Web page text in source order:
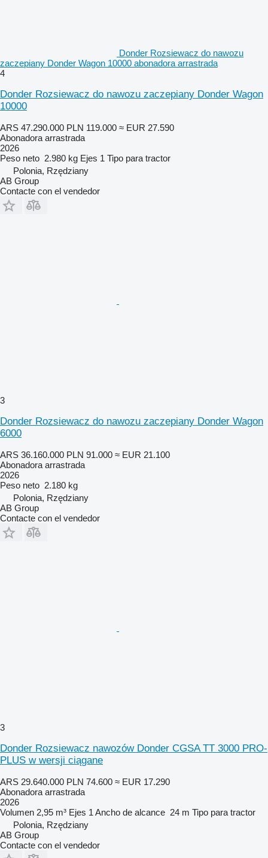
Donder Rozsiewacz do nawozu
zaczepiany Donder Wagon 10000 abonadora arrastrada
4
Donder Rozsiewacz do nawozu zaczepiany Donder Wagon
10000
ARS 47.290.000 PLN 119.000 ≈ EUR 27.590
Abonadora arrastrada
2026
Peso neto 2.980 kg Ejes 1 Tipo para tractor
Polonia, Rzędziany
AB Group
Contacte con el vendedor
3
Donder Rozsiewacz do nawozu zaczepiany Donder Wagon
6000
ARS 36.160.000 PLN 91.000 ≈ EUR 21.100
Abonadora arrastrada
2026
Peso neto 2.180 kg
Polonia, Rzędziany
AB Group
Contacte con el vendedor
3
Donder Rozsiewacz nawozów Donder CGSA TT 3000 PRO-
PLUS w wersji ciągane
ARS 29.640.000 PLN 74.600 ≈ EUR 17.290
Abonadora arrastrada
2026
Volumen 2,95 m³ Ejes 1 Ancho de alcance 24 m Tipo para tractor
Polonia, Rzędziany
AB Group
Contacte con el vendedor